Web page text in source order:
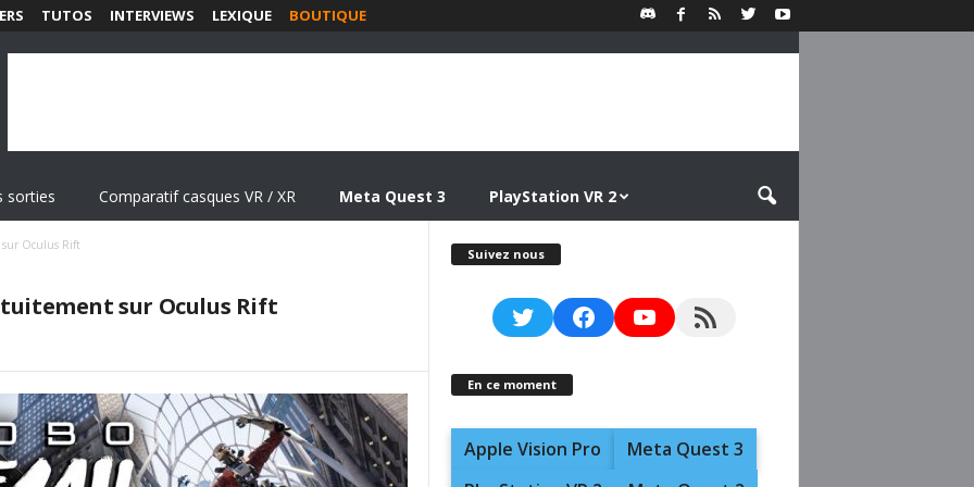
TUTOS INTERVIEWS LEXIQUE BOUTIQUE
sorties Comparatif casques VR / XR Meta Quest 3 PlayStation VR 2
sur Oculus Rift
sur Oculus Rift
Suivez nous
TwitterFacebookYouTubeRSS Feed
En ce moment
Apple Vision Pro
Meta Quest 3